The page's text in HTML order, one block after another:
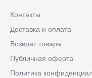
Контакты
Доставка и оплата
Возврат товара
Публичная оферта
Политика